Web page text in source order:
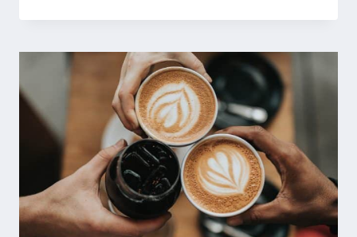
QUE
AYUDARÁN
EMPRENDER